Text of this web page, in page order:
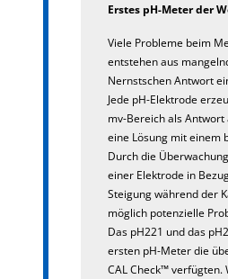
Erstes pH-Meter der
Viele Probleme beim
entstehen aus
Nernstschen Antwort
Jede pH-Elektrode
mv-Bereich als
eine Lösung mit einem
Durch die
einer Elektrode in
Steigung während der
möglich potenzielle
Das pH221 und das
ersten pH-Meter die
CAL Check™ verfügten.